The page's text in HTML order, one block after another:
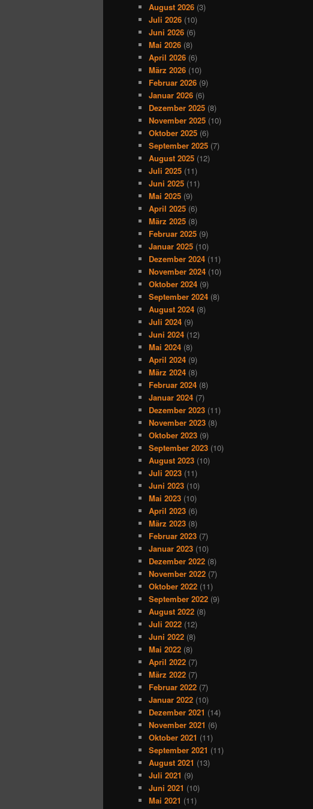
August 2026 (3)
Juli 2026 (10)
Juni 2026 (6)
Mai 2026 (8)
April 2026 (6)
März 2026 (10)
Februar 2026 (9)
Januar 2026 (6)
Dezember 2025 (8)
November 2025 (10)
Oktober 2025 (6)
September 2025 (7)
August 2025 (12)
Juli 2025 (11)
Juni 2025 (11)
Mai 2025 (9)
April 2025 (6)
März 2025 (8)
Februar 2025 (9)
Januar 2025 (10)
Dezember 2024 (11)
November 2024 (10)
Oktober 2024 (9)
September 2024 (8)
August 2024 (8)
Juli 2024 (9)
Juni 2024 (12)
Mai 2024 (8)
April 2024 (9)
März 2024 (8)
Februar 2024 (8)
Januar 2024 (7)
Dezember 2023 (11)
November 2023 (8)
Oktober 2023 (9)
September 2023 (10)
August 2023 (10)
Juli 2023 (11)
Juni 2023 (10)
Mai 2023 (10)
April 2023 (6)
März 2023 (8)
Februar 2023 (7)
Januar 2023 (10)
Dezember 2022 (8)
November 2022 (7)
Oktober 2022 (11)
September 2022 (9)
August 2022 (8)
Juli 2022 (12)
Juni 2022 (8)
Mai 2022 (8)
April 2022 (7)
März 2022 (7)
Februar 2022 (7)
Januar 2022 (10)
Dezember 2021 (14)
November 2021 (6)
Oktober 2021 (11)
September 2021 (11)
August 2021 (13)
Juli 2021 (9)
Juni 2021 (10)
Mai 2021 (11)